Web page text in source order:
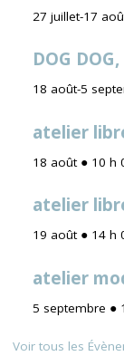
27 juillet-17
DOG
18 août-5
atelier
18 août ● 10 h
atelier
19 août ● 14 h
atelier
5 septembre ●
Voir tous les